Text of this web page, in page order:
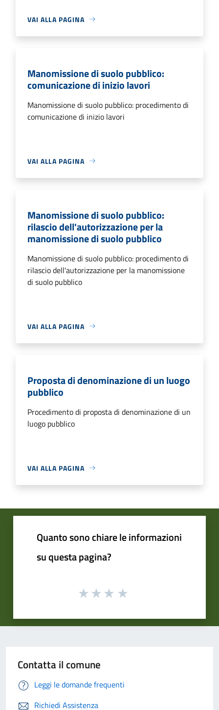
VAI ALLA PAGINA
Manomissione di suolo pubblico:
comunicazione di inizio lavori
Manomissione di suolo pubblico: procedimento di
comunicazione di inizio lavori
VAI ALLA PAGINA
Manomissione di suolo pubblico:
rilascio dell'autorizzazione per la
manomissione di suolo pubblico
Manomissione di suolo pubblico: procedimento di
rilascio dell'autorizzazione per la manomissione
di suolo pubblico
VAI ALLA PAGINA
Proposta di denominazione di un luogo
pubblico
Procedimento di proposta di denominazione di un
luogo pubblico
VAI ALLA PAGINA
Quanto sono chiare le informazioni
su questa pagina?
Contatta il comune
Leggi le domande frequenti
Richiedi Assistenza